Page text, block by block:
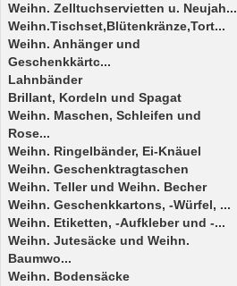
Weihn. Zelltuchservietten u. Neujah...
Weihn.Tischset,Blütenkränze,Tort...
Weihn. Anhänger und
Geschenkkärtc...
Lahnbänder
Brillant, Kordeln und Spagat
Weihn. Maschen, Schleifen und
Rose...
Weihn. Ringelbänder, Ei-Knäuel
Weihn. Geschenktragtaschen
Weihn. Teller und Weihn. Becher
Weihn. Geschenkkartons, -Würfel, ...
Weihn. Etiketten, -Aufkleber und -...
Weihn. Jutesäcke und Weihn.
Baumwo...
Weihn. Bodensäcke